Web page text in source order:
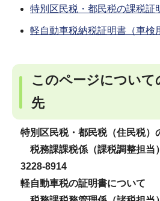
特別区民税・都民税の課税証
軽自動車税納税証明書（車検
このページについて
先
特別区民税・都民税（住民税）
税務課課税係（課税調整担
3228-8914
軽自動車税の証明書について